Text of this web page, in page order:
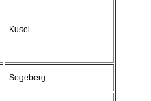
Kusel
Segeberg